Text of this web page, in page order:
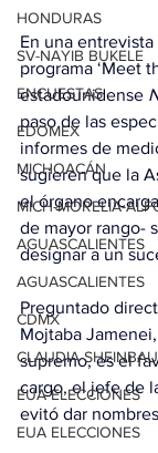
HONDURAS
SV-NAYIB BUKELE
ENCUESTAS
EDOMEX
MICHOACÁN
MICH-MORELIA-
AGUASCALIENTES
AGUASCALIENTES
CDMX
CLAUDIA
EUA ELECCIONES
EUA ELECCIONES
En una
programa ‘Meet
estadounidense
paso de las
informes de
sugieren que la
el órgano
de mayor rango-
designar a un
Preguntado
Mojtaba
supremo, es el
cargo, el jefe de
evitó dar